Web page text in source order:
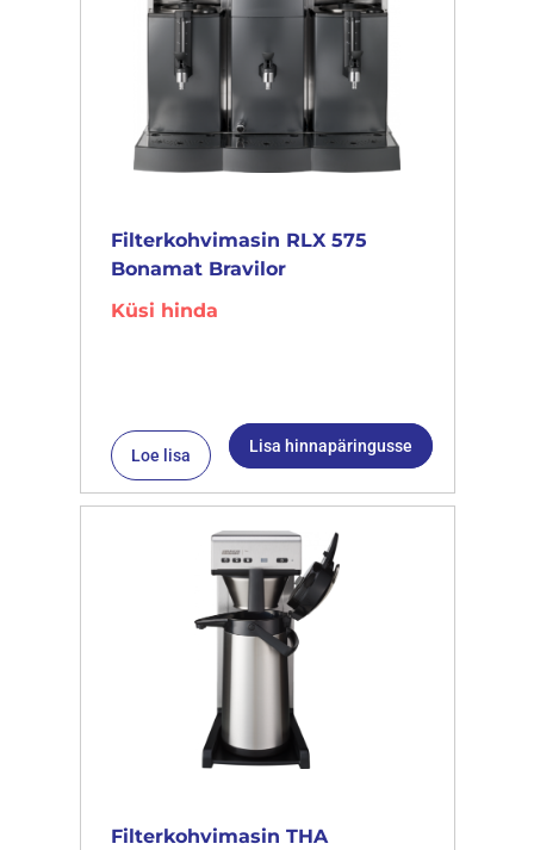
Filterkohvimasin RLX 575
Bonamat Bravilor
Küsi hinda
Loe lisa Lisa hinnapäringusse
Filterkohvimasin THA